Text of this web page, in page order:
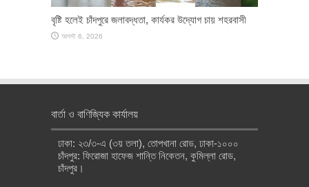
বৃষ্টি হলেই চাঁদপুরে জলাবদ্ধতা, কার্যকর উদ্যোগ চায় শহরবাসী
আগস্ট 6, 2026
বার্তা ও বাণিজ্যিক কার্যালয়
ঢাকা: ২৩/৩-এ (৩য় তলা), তোপখানা রোড, ঢাকা-১০০০
চাঁদপুর: ফিরোজা হাফেজ শান্তি নিকেতন, কুমিল্লা রোড,
চাঁদপুর।